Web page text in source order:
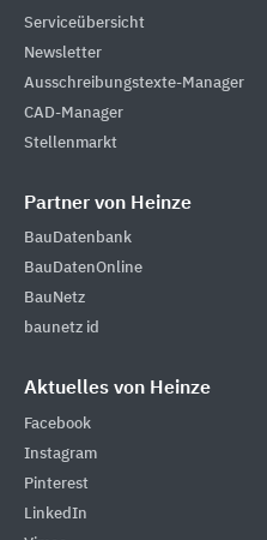
Serviceübersicht
Newsletter
Ausschreibungstexte-Manager
CAD-Manager
Stellenmarkt
Partner von Heinze
BauDatenbank
BauDatenOnline
BauNetz
baunetz id
Aktuelles von Heinze
Facebook
Instagram
Pinterest
LinkedIn